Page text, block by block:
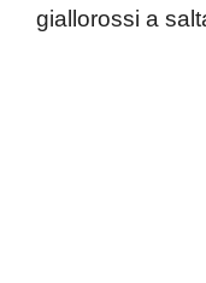
giallorossi a